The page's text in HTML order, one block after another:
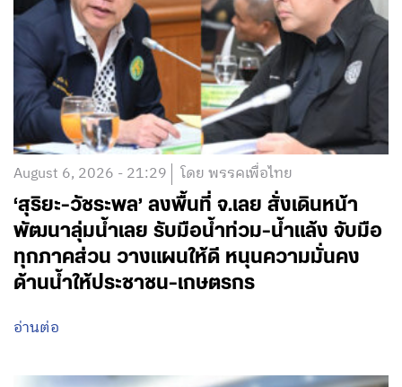
August 6, 2026 - 21:29 โดย พรรคเพื่อไทย
‘สุริยะ-วัชระพล’ ลงพื้นที่ จ.เลย สั่งเดินหน้า
พัฒนาลุ่มน้ำเลย รับมือน้ำท่วม-น้ำแล้ง จับมือ
ทุกภาคส่วน วางแผนให้ดี หนุนความมั่นคง
ด้านน้ำให้ประชาชน-เกษตรกร
อ่านต่อ